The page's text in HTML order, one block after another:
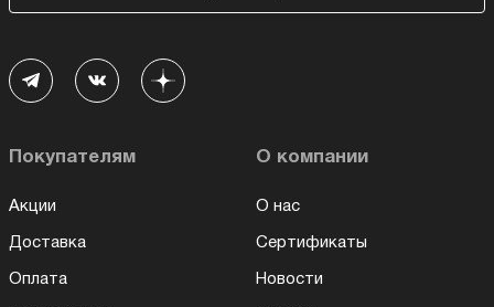
Покупателям
Акции
Доставка
Оплата
О компании
О нас
Сертификаты
Новости